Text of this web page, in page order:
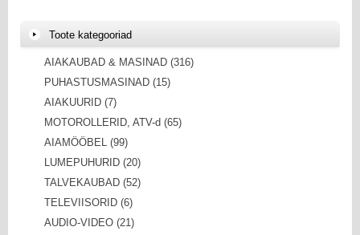
Toote kategooriad
AIAKAUBAD & MASINAD (316)
PUHASTUSMASINAD (15)
AIAKUURID (7)
MOTOROLLERID, ATV-d (65)
AIAMÖÖBEL (99)
LUMEPUHURID (20)
TALVEKAUBAD (52)
TELEVIISORID (6)
AUDIO-VIDEO (21)